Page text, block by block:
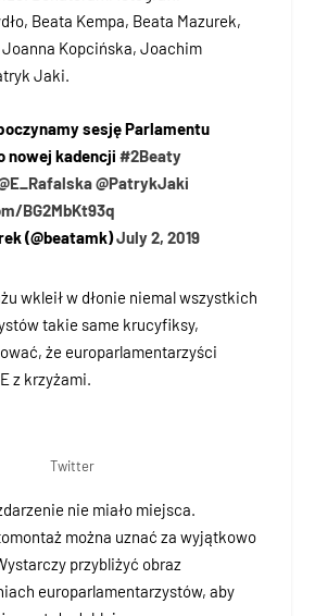
Beata Kempa, Beata Mazurek,
Kopcińska, Joachim
Jaki.
sesję Parlamentu
nowej kadencji#2Beaty
@PatrykJaki
BG2MbKt93q
(@beatamk)July 2, 2019
wkleił w dłonie niemal wszystkich
takie same krucyfiksy,
że europarlamentarzyści
z krzyżami.
Twitter
nie miało miejsca.
można uznać za wyjątkowo
przybliżyć obraz
europarlamentarzystów, aby